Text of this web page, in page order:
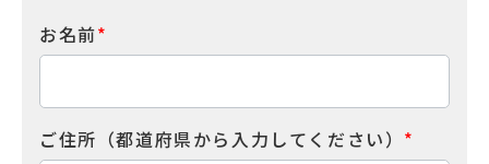
お名前*
ご住所（都道府県から入力してください） *